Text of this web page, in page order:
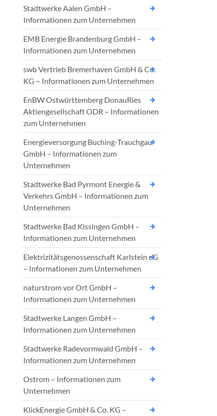
Stadtwerke Aalen GmbH –
Informationen zum Unternehmen
EMB Energie Brandenburg GmbH –
Informationen zum Unternehmen
swb Vertrieb Bremerhaven GmbH & Co.
KG – Informationen zum Unternehmen
EnBW Ostwürttemberg DonauRies
Aktiengesellschaft ODR – Informationen
zum Unternehmen
Energieversorgung Buching-Trauchgau
GmbH – Informationen zum
Unternehmen
Stadtwerke Bad Pyrmont Energie &
Verkehrs GmbH – Informationen zum
Unternehmen
Stadtwerke Bad Kissingen GmbH –
Informationen zum Unternehmen
Elektrizitätsgenossenschaft Karlstein eG
– Informationen zum Unternehmen
naturstrom vor Ort GmbH –
Informationen zum Unternehmen
Stadtwerke Langen GmbH –
Informationen zum Unternehmen
Stadtwerke Radevormwald GmbH –
Informationen zum Unternehmen
Ostrom – Informationen zum
Unternehmen
KlickEnergie GmbH & Co. KG –